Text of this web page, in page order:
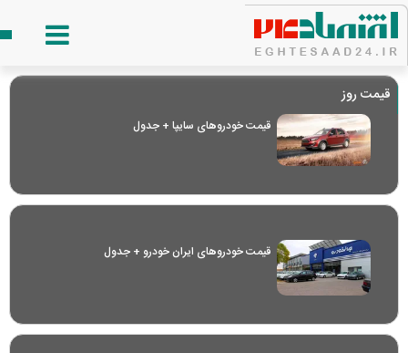
قیمت روز
قیمت خودرو‌های سایپا + جدول
قیمت خودرو‌های ایران خودرو + جدول